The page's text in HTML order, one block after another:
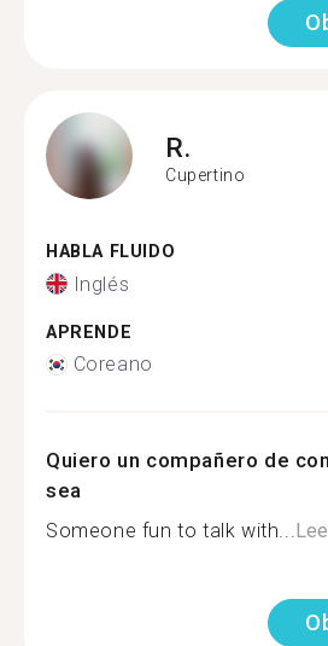
R.
Cupertino
HABLA FLUIDO
Inglés
APRENDE
Coreano
Quiero un compañero de
sea
Someone fun to talk with...